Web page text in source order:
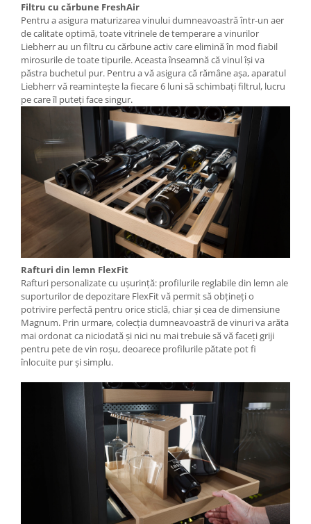
Filtru cu cărbune FreshAir
Pentru a asigura maturizarea vinului dumneavoastră într-un aer
de calitate optimă, toate vitrinele de temperare a vinurilor
Liebherr au un filtru cu cărbune activ care elimină în mod fiabil
mirosurile de toate tipurile. Aceasta înseamnă că vinul își va
păstra buchetul pur. Pentru a vă asigura că rămâne aşa, aparatul
Liebherr vă reaminteşte la fiecare 6 luni să schimbaţi filtrul, lucru
pe care îl puteţi face singur.
Rafturi din lemn FlexFit
Rafturi personalizate cu ușurință: profilurile reglabile din lemn ale
suporturilor de depozitare FlexFit vă permit să obțineți o
potrivire perfectă pentru orice sticlă, chiar și cea de dimensiune
Magnum. Prin urmare, colecția dumneavoastră de vinuri va arăta
mai ordonat ca niciodată și nici nu mai trebuie să vă faceți griji
pentru pete de vin roșu, deoarece profilurile pătate pot fi
înlocuite pur și simplu.